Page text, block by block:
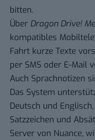
bitten.
Über Dragon Drive!
kompatibles
Fahrt kurze Texte
per SMS oder E-Mail
Auch Sprachnotizen
Das System
Deutsch und
Satzzeichen und
Server von Nuance,